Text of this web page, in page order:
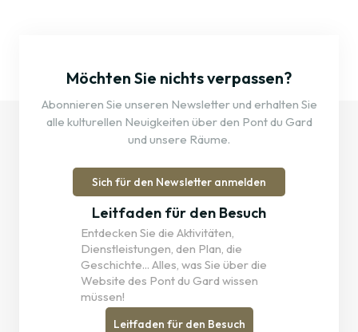
Möchten Sie nichts verpassen?
Abonnieren Sie unseren Newsletter und erhalten Sie
alle kulturellen Neuigkeiten über den Pont du Gard
und unsere Räume.
Sich für den Newsletter anmelden
Leitfaden für den Besuch
Entdecken Sie die Aktivitäten,
Dienstleistungen, den Plan, die
Geschichte... Alles, was Sie über die
Website des Pont du Gard wissen
müssen!
Leitfaden für den Besuch